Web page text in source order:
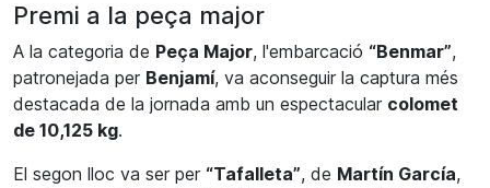
Premi a la peça major
A la categoria de Peça Major, l'embarcació “Benmar”,
patronejada per Benjamí, va aconseguir la captura més
destacada de la jornada amb un espectacular colomet
de 10,125 kg.
El segon lloc va ser per “Tafalleta”, de Martín García,